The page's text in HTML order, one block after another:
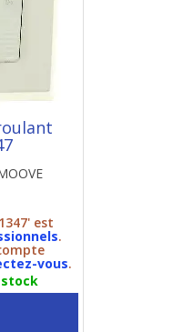
est
.
vous.
stock